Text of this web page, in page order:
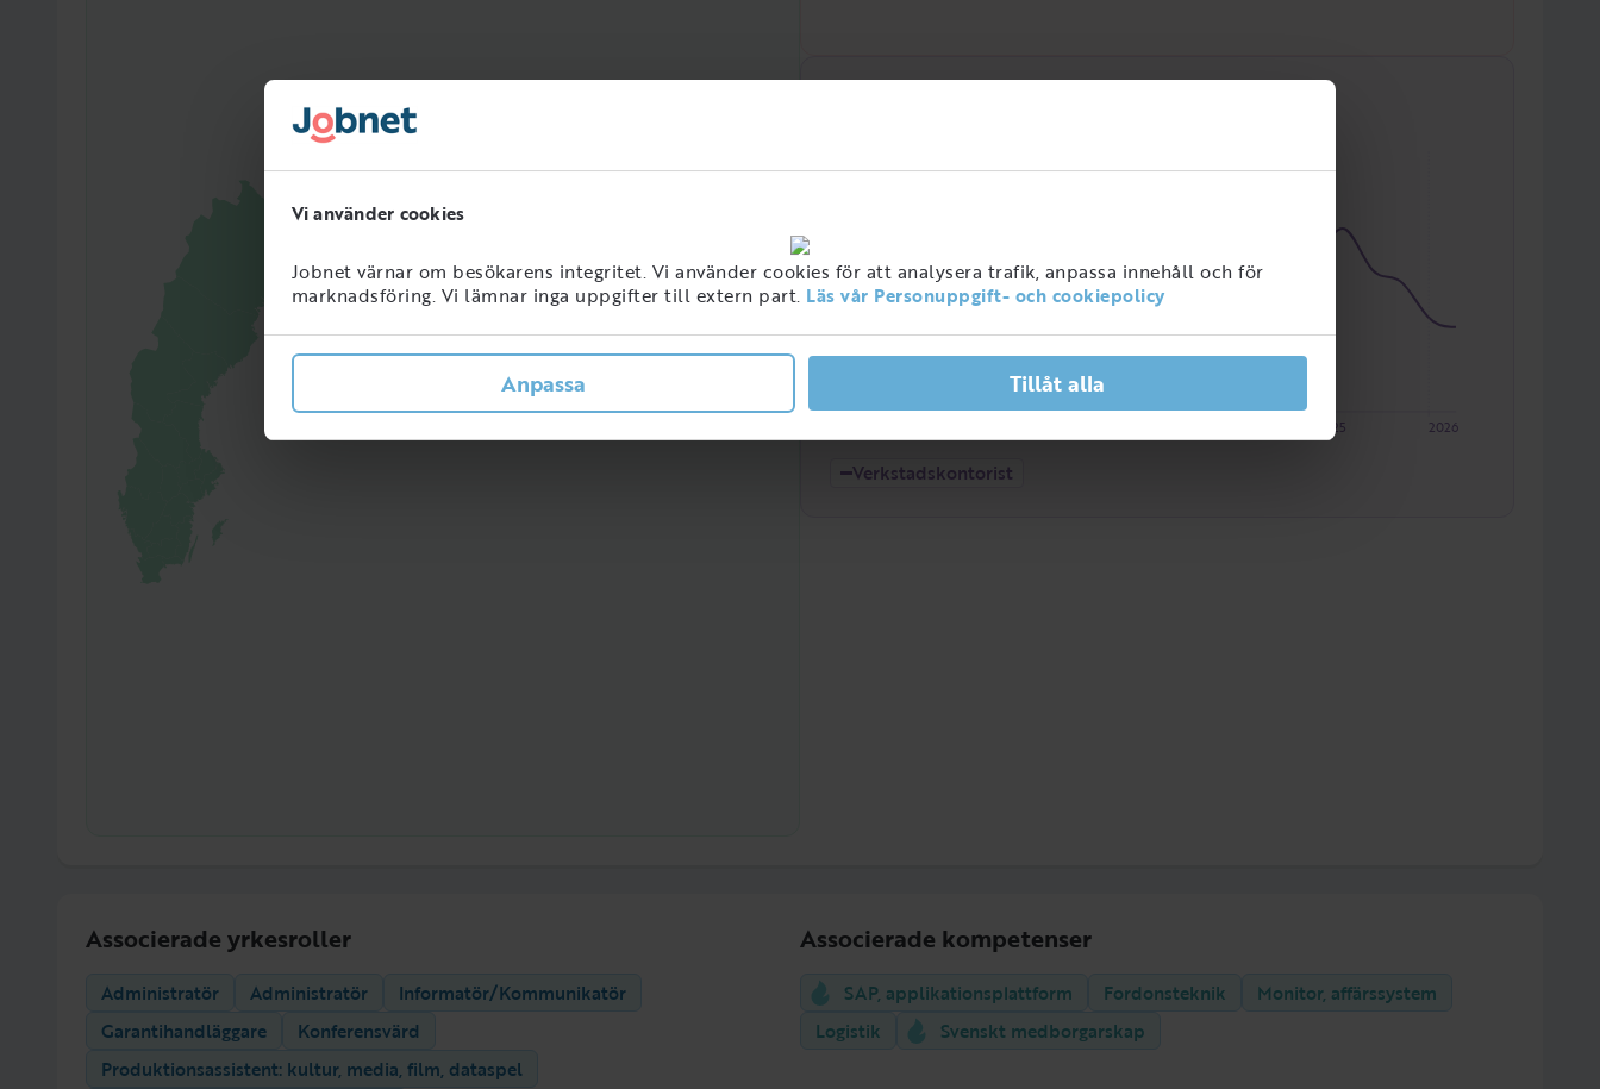
Vi använder cookies
Jobnet värnar om besökarens integritet. Vi använder cookies för att analysera trafik, anpassa innehåll och för
marknadsföring. Vi lämnar inga uppgifter till extern part. Läs vår Personuppgift- och cookiepolicy
Anpassa Tillåt alla
Personer med detta jobb i
Sverige
Låg
2026
2025
Verkstadskontorist
Associerade yrkesroller
Administratör Administratör
Informatör/Kommunikatör
Garantihandläggare
Konferensvärd
Produktionsassistent: kultur, media, film, dataspel
Associerade kompetenser
SAP, applikationsplattform Fordonsteknik
Monitor, affärssystem
Logistik
Svenskt medborgarskap